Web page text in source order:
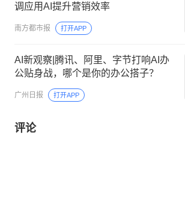
调应用AI提升营销效率
南方都市报 打开APP
AI新观察|腾讯、阿里、字节打响AI办
公贴身战，哪个是你的办公搭子？
广州日报 打开APP
评论